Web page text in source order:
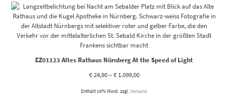
EZ01123 Altes Rathaus Nürnberg At the Speed of Light
€24,90–€1.099,00
Enthält 19% Mwst. zzgl.Versand